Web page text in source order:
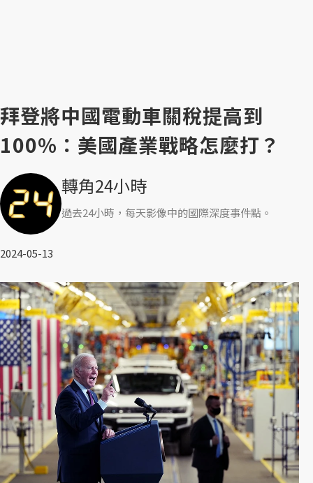
拜登將中國電動車關稅提高到
100%：美國產業戰略怎麼打？
轉角24小時
過去24小時，每天影像中的國際深度事件點。
2024-05-13